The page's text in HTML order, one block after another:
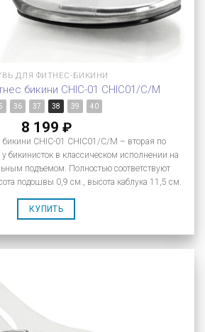
ДЛЯ ФИТНЕС-БИКИНИ
бикини CHIC-01 CHIC01/C/M
36 37 38 39 40
8 199 ₽
CHIC-01 CHIC01/C/M – вторая по
бикинисток в классическом исполнении на
подъемом. Полностью соответствуют
подошвы 0,9 см., высота каблука 11,5 см.
КУПИТЬ